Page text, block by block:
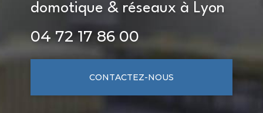
domotique & réseaux à Lyon
04 72 17 86 00
CONTACTEZ-NOUS